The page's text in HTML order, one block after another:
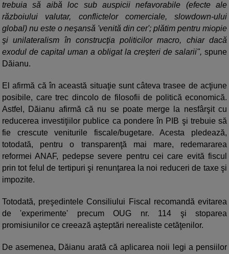
trebuia să aibă loc sub auspicii nefavorabile (efecte ale
războiului valutar, conflictelor comerciale, slowdown-ului
global) nu este o neşansă 'venită din cer'; plătim pentru miopie
şi unilateralism în construcţia politicilor macro, chiar dacă
exodul de capital uman a obligat la creşteri de salarii", spune
Dăianu.
El afirmă că în această situaţie sunt câteva trasee de acţiune
posibile, care trec dincolo de filosofii de politică economică.
Astfel, Dăianu afirmă că nu se poate merge la nesfârşit cu
reducerea investiţiilor publice ca pondere în PIB şi trebuie să
fie crescute veniturile fiscale/bugetare. Acesta pledează,
totodată, pentru o transparenţă mai mare, redemararea
reformei ANAF, pedepse severe pentru cei care evită fiscul
prin tot felul de tertipuri şi renunţarea la noi reduceri de taxe şi
impozite.
Totodată, preşedintele Consiliului Fiscal recomandă evitarea
de 'experimente' precum OUG nr. 114 şi stoparea
promisiunilor ce creează aşteptări nerealiste cetăţenilor.
De asemenea, Dăianu arată că aplicarea noii legi a pensiilor